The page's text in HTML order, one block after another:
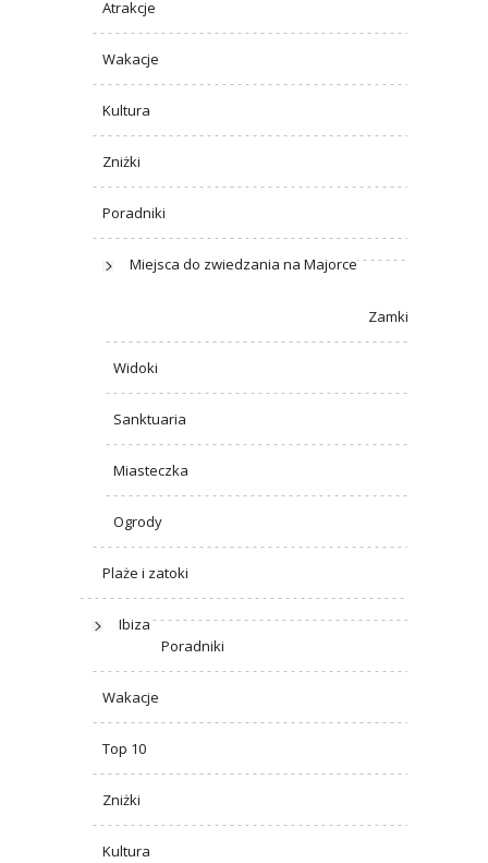
Atrakcje
Wakacje
Kultura
Zniżki
Poradniki
Miejsca do zwiedzania na Majorce
Zamki
Widoki
Sanktuaria
Miasteczka
Ogrody
Plaże i zatoki
Ibiza
Poradniki
Wakacje
Top 10
Zniżki
Kultura